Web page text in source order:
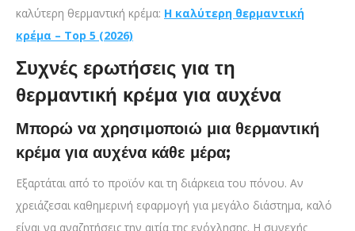
καλύτερη θερμαντική κρέμα: Η καλύτερη θερμαντική
κρέμα – Top 5 (2026)
Συχνές ερωτήσεις για τη
θερμαντική κρέμα για αυχένα
Μπορώ να χρησιμοποιώ μια θερμαντική
κρέμα για αυχένα κάθε μέρα;
Εξαρτάται από το προϊόν και τη διάρκεια του πόνου. Αν
χρειάζεσαι καθημερινή εφαρμογή για μεγάλο διάστημα, καλό
είναι να αναζητήσεις την αιτία της ενόχλησης. Η συνεχής